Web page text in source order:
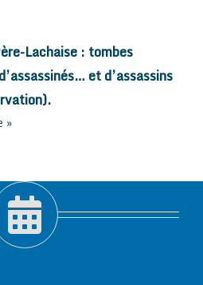
Lachaise : tombes
et d’assassins
»